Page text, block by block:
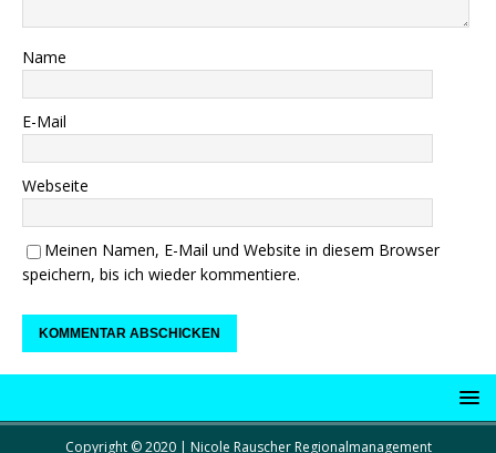
Name
E-Mail
Webseite
Meinen Namen, E-Mail und Website in diesem Browser
speichern, bis ich wieder kommentiere.
Copyright © 2020 | Nicole Rauscher Regionalmanagement